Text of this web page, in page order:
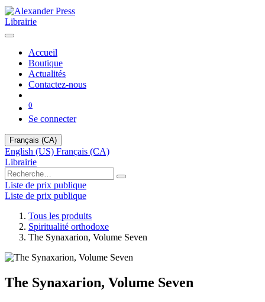
Librairie
Accueil
Boutique
Actualités
Contactez-nous
0
Se connecter
Français (CA)
English (US) Français (CA)
Librairie
Liste de prix publique
Liste de prix publique
Tous les produits
Spiritualité orthodoxe
The Synaxarion, Volume Seven
The Synaxarion, Volume Seven